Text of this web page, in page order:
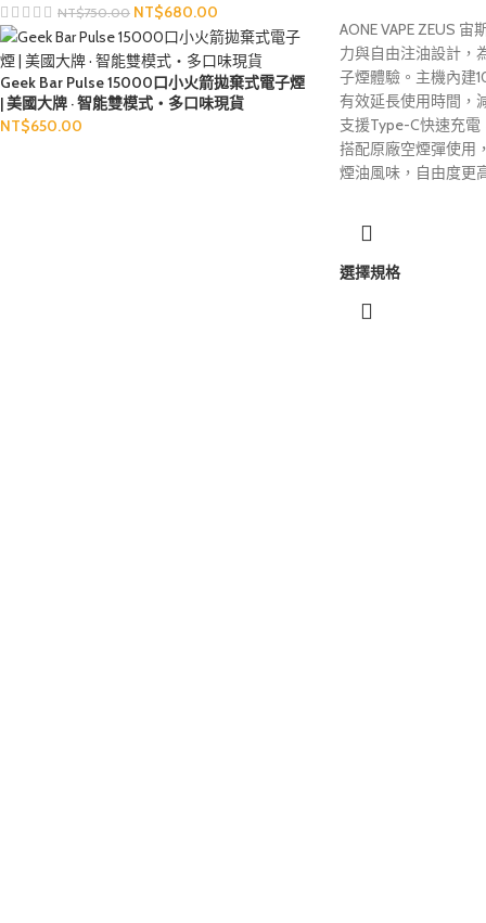
NT$750.00 NT$680.00
Geek Bar Pulse 15000口小火箭拋棄式電子煙
| 美國大牌 · 智能雙模式・多口味現貨
NT$650.00
AONE VAPE ZEUS
力與自由注油設計，
子煙體驗。主機內建
有效延長使用時間，
支援Type-C快速充電
搭配原廠空煙彈使用
煙油風味，自由度更
選擇規格